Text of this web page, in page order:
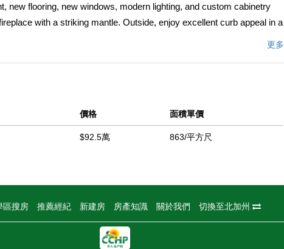
new flooring, new windows, modern lighting, and custom cabinetry
with a striking mantle. Outside, enjoy excellent curb appeal in a
更多
價格 面積單價
$92.5萬 863/平方尺
區搜房 推薦經紀 新建房 房產知識 關於我們 切換至北加州